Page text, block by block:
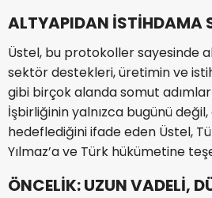
ALTYAPIDAN İSTİHDAMA
Üstel, bu protokoller sayesinde
sektör destekleri, üretimin ve
gibi birçok alanda somut adımlar
İşbirliğinin yalnızca bugünü
hedeflediğini ifade eden Üstel,
Yılmaz’a ve Türk hükümetine
ÖNCELİK: UZUN VADELİ,